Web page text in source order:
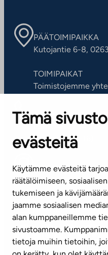
Tämä
evästeitä
Käytämme evästeitä
räätälöimiseen,
tukemiseen ja
jaamme sosiaalisen
alan kumppaneillemme
sivustoamme.
tietoja muihin tietoihin,
PÄÄTOIMIPAIKKA
Kutojantie 6-8,
TOIMIPAIKAT
Toimistojemme
Puh. 045 7734 3777
(arkisin klo 8-16)
info@ta.fi
Tilaa uutiskirje